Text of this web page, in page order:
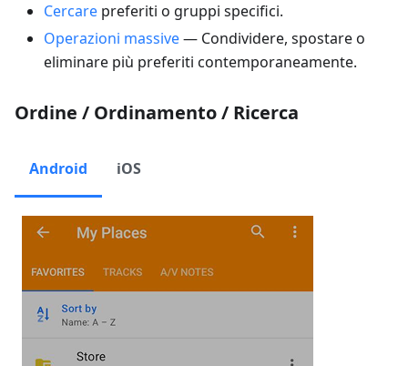
Cercare preferiti o gruppi specifici.
Operazioni massive— Condividere, spostare o
eliminare più preferiti contemporaneamente.
Ordine / Ordinamento / Ricerca
Android iOS